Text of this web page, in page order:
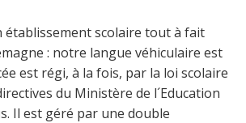
établissement scolaire tout à fait
: notre langue véhiculaire est
est régi, à la fois, par la loi scolaire
du Ministère de l´Education
Il est géré par une double